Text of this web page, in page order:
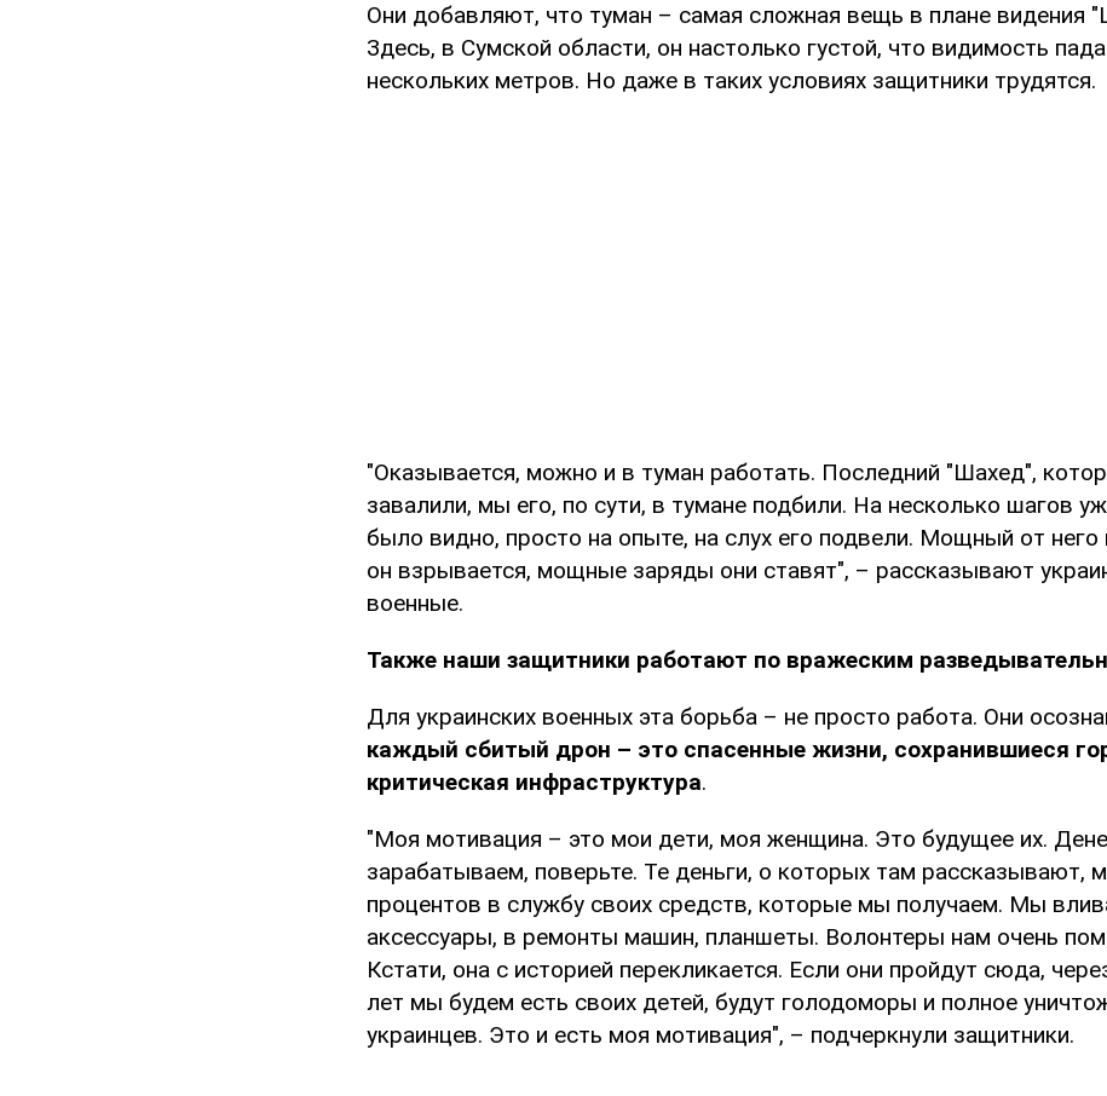
Они добавляют, что туман – самая сложная вещь в плане видения
Здесь, в Сумской области, он настолько густой, что видимость
нескольких метров. Но даже в таких условиях защитники трудятся.
"Оказывается, можно и в туман работать. Последний "Шахед",
завалили, мы его, по сути, в тумане подбили. На несколько шагов
было видно, просто на опыте, на слух его подвели. Мощный от него
он взрывается, мощные заряды они ставят", – рассказывают
военные.
Также наши защитники работают по вражеским
Для украинских военных эта борьба – не просто работа. Они
каждый сбитый дрон – это спасенные жизни, сохранившиеся
критическая инфраструктура.
"Моя мотивация – это мои дети, моя женщина. Это будущее их.
зарабатываем, поверьте. Те деньги, о которых там рассказывают,
процентов в службу своих средств, которые мы получаем. Мы
аксессуары, в ремонты машин, планшеты. Волонтеры нам очень
Кстати, она с историей перекликается. Если они пройдут сюда,
лет мы будем есть своих детей, будут голодоморы и полное
украинцев. Это и есть моя мотивация", – подчеркнули защитники.